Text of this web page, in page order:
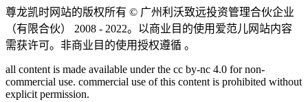
尊龙凯时网站的版权所有 © 广州利沃致远投资管理合伙企业
（有限合伙）
2008 - 2022。以商业目的使用爱范儿网站内容
需获许可。非商业目的使用授权遵循 。
all content is made available under the cc by-nc 4.0 for non-
commercial use. commercial use of this content is prohibited without
explicit permission.